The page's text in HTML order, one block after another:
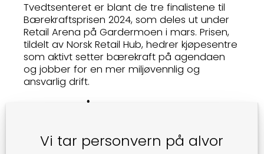
Tvedtsenteret er blant de tre finalistene til
Bærekraftsprisen 2024, som deles ut under
Retail Arena på Gardermoen i mars. Prisen,
tildelt av Norsk Retail Hub, hedrer kjøpesentre
som aktivt setter bærekraft på agendaen
og jobber for en mer miljøvennlig og
ansvarlig drift.
SATSER PÅ SOLENERGI OG
Tvedtsenteret har gjort store investeringer i
bærekraftige energikilder, med en samlet
Vi tar personvern på alvor